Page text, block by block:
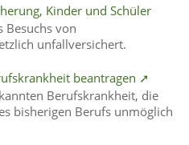
Kinder und Schüler
Besuchs von
unfallversichert.
beantragen ➚
Berufskrankheit, die
bisherigen Berufs unmöglich